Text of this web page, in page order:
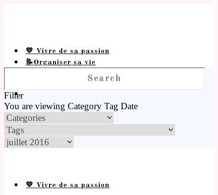
💛 Vivre de sa passion
📝Organiser sa vie
Filter
You are viewing Category Tag Date
💛 Vivre de sa passion